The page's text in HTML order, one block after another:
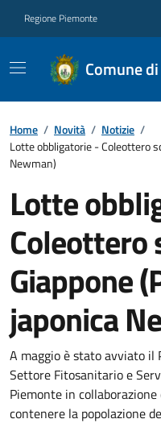
Regione Piemonte
Comune
Home / Novità / Notizie /
Lotte obbligatorie - Coleottero
Newman)
Lotte
Coleottero
Giappone
japonica
A maggio è stato avviato il
Settore Fitosanitario e
Piemonte in
contenere la popolazione